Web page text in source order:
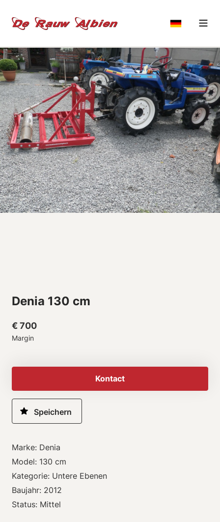
Denia 130 cm
€ 700
Margin
Kontact
Marke: Denia
Model: 130 cm
Kategorie: Untere Ebenen
Baujahr: 2012
Status: Mittel